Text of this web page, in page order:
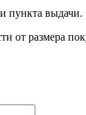
пункта выдачи.
от размера